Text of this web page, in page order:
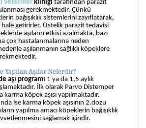
veteriner kliniği tarafından parazit
gerekmektedir. Çünkü
bağışıklık sistemlerini zayıflatarak,
hale getirirler. Üstelik parazit tedavisi
aşıların etkisi azalmakta, bazı
çok hastalanmalarına neden
aşılanmanın sağlıklı köpeklere
Yapılan Aşılar Nelerdir?
aşı programı 1 ya da 1,5 aylık
İlk olarak Parvo Distemper
karma köpek aşısı yapılmaktadır.
ise karma köpek aşısının 2.dozu
yapılma amacı köpeklerin bağışıklık
sağlamak içindir.